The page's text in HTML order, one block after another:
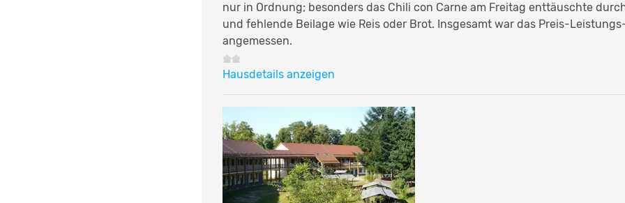
nur in Ordnung; besonders das Chili con Carne am Freitag enttäuschte
und fehlende Beilage wie Reis oder Brot. Insgesamt war das Preis-
angemessen.
Hausdetails anzeigen